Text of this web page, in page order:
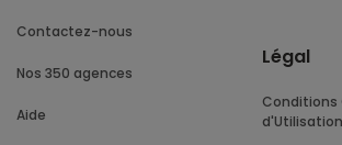
Contactez-nous
Nos 350 agences
Aide
Légal
Conditions Générales
d'Utilisation